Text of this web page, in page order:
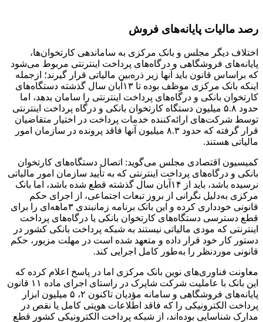
رصد مالیات پایانه‌های فروش
اختلاف دیگر مجلس و بانک مرکزی به ساماندهی کارتخوان‌ها،
پایانه‌های فروشگاهی و درگاه‌های پرداخت اینترنتی مربوط می‌شود
که براساس قانون باید آنها زیر ذره‌بین مالیاتی قرار گیرند؛ ازجمله
اینکه بانک مرکزی موظف بوده تا ۱۳آبان سال گذشته دستگاه‌های
کارتخوان بانکی و درگاه‌های پرداخت اینترنتی را سامان بدهد، اما
حدود ۵.۸ میلیون دستگاه کارتخوان بانکی و درگاه پرداخت اینترنتی
توسط شرکت‌های ارائه‌کننده خدمات پرداخت در اختیار متقاضیان
قرار گرفته که حدود ۸.۳ میلیون آنها فاقد پرونده در سازمان امور
مالیاتی هستند.
کمیسیون اقتصادی مجلس می‌گوید: اتصال دستگاه‌های کارتخوان
بانکی و درگاه‌های پرداخت اینترنتی که به تأیید سازمان امور مالیاتی
نرسیده باشد، باید از ۱۴آبان سال گذشته قطع شده باشد، اما بانک
مرکزی به‌دلیل نگرانی از بروز تبعات اجتماعی، از اجرای حکم
قانونی خودداری کرده و این بانک برنامه زمانبندی ۳ماهه‌ای را برای
قطع دسترسی دستگاه‌های کارتخوان بانکی یا درگاه‌های پرداخت
اینترنتی که مودی مالیاتی نیستند به شبکه پرداخت بانکی کشور در
دستور کار خود قرار داده و متعهد شده است در مهلت مزبور، حکم
قانونی موردنظر را به‌طور کامل اجرایی کند.
معاونت فناوری‌های نوین بانک مرکزی اما در پاسخ اعلام کرده که
این بانک با عاملیت شرکت شاپرک در راستای اجرای ماده ۱۱ قانون
پایانه‌های فروشگاهی و سامانه مؤدیان تا‌کنون ۲، ۵ میلیون ابزار
پرداخت الکترونیکی را که فاقد اطلاعات هویتی کامل یا نقص در
مدارک شناسایی بوده‌اند، از شبکه پرداخت الکترونیکی کشور قطع